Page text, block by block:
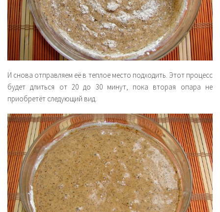
И снова отправляем её в теплое место подходить. Этот процесс
будет длиться от 20 до 30 минут, пока вторая опара не
приобретёт следующий вид.